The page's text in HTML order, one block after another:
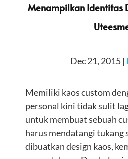
Menampilkan Identitas
Dec 21, 2015 |
Memiliki kaos custom
personal kini tidak sulit
untuk membuat sebuah
harus mendatangi tukang
dibuatkan design kaos,